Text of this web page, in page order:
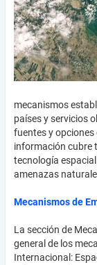
mecanismos
países y servicios
fuentes y opciones
información cubre
tecnología
amenazas
Mecanismos de
La sección de
general de los
Internacional: